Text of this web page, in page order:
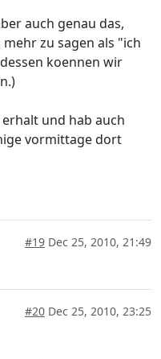
auch genau das,
zu sagen als "ich
koennen wir
und hab auch
vormittage dort
#19 Dec 25, 2010, 21:49
#20 Dec 25, 2010, 23:25